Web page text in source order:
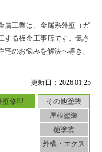
更新日：2026.01.25
壁修理
その他塗装
屋根塗装
樋塗装
外構・エクス
属工業は、金属系外壁（ガ
する板金工事店です。気さ
のお悩みを解決へ導き、